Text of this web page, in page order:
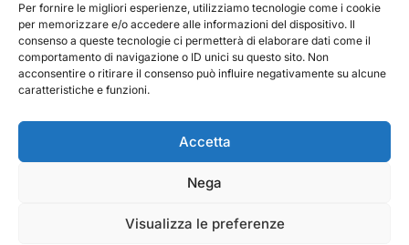
Per fornire le migliori esperienze, utilizziamo tecnologie come i cookie
per memorizzare e/o accedere alle informazioni del dispositivo. Il
consenso a queste tecnologie ci permetterà di elaborare dati come il
comportamento di navigazione o ID unici su questo sito. Non
acconsentire o ritirare il consenso può influire negativamente su alcune
caratteristiche e funzioni.
Accetta
Nega
Visualizza le preferenze
Copyright © 2026 — Frasassi Climbing Festival. All
Rights Reserved